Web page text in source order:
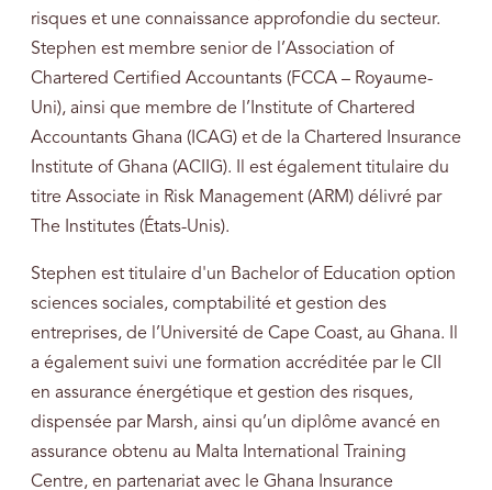
risques et une connaissance approfondie du secteur.
Stephen est membre senior de l’Association of
Chartered Certified Accountants (FCCA – Royaume-
Uni), ainsi que membre de l’Institute of Chartered
Accountants Ghana (ICAG) et de la Chartered Insurance
Institute of Ghana (ACIIG). Il est également titulaire du
titre Associate in Risk Management (ARM) délivré par
The Institutes (États-Unis).
Stephen est titulaire d'un Bachelor of Education option
sciences sociales, comptabilité et gestion des
entreprises, de l’Université de Cape Coast, au Ghana. Il
a également suivi une formation accréditée par le CII
en assurance énergétique et gestion des risques,
dispensée par Marsh, ainsi qu’un diplôme avancé en
assurance obtenu au Malta International Training
Centre, en partenariat avec le Ghana Insurance